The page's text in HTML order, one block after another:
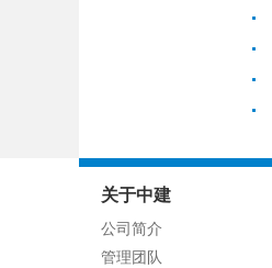
关于中建
公司简介
管理团队